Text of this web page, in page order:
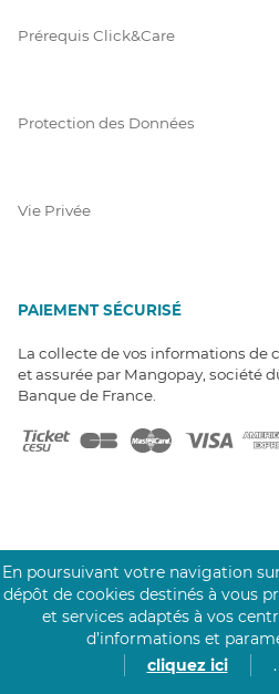
Prérequis Click&Care
Protection des Données
Vie Privée
PAIEMENT SÉCURISÉ
La collecte de vos informations de
et assurée par Mangopay, société
Banque de France.
Click&Care est soutenu par les
Caisse des Dépôts et MAIF.
En poursuivant votre navigation
dépôt de cookies destinés à vous
et services adaptés à vos
d’informations et
cliquez ici
.